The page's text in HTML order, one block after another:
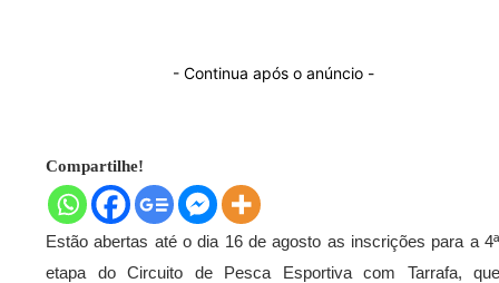
- Continua após o anúncio -
Compartilhe!
Estão abertas até o dia 16 de agosto as inscrições para a 4ª
etapa do Circuito de Pesca Esportiva com Tarrafa, que